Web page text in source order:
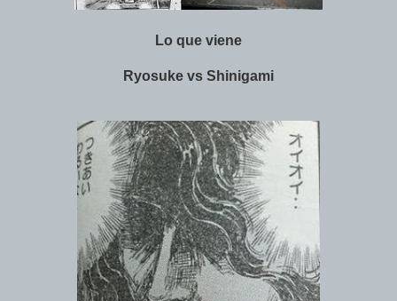
Lo que viene
Ryosuke vs Shinigami